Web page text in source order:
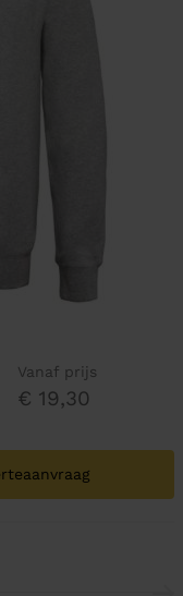
Vanaf prijs
€ 19,30